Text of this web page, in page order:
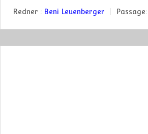
Redner : Beni Leuenberger Passage: